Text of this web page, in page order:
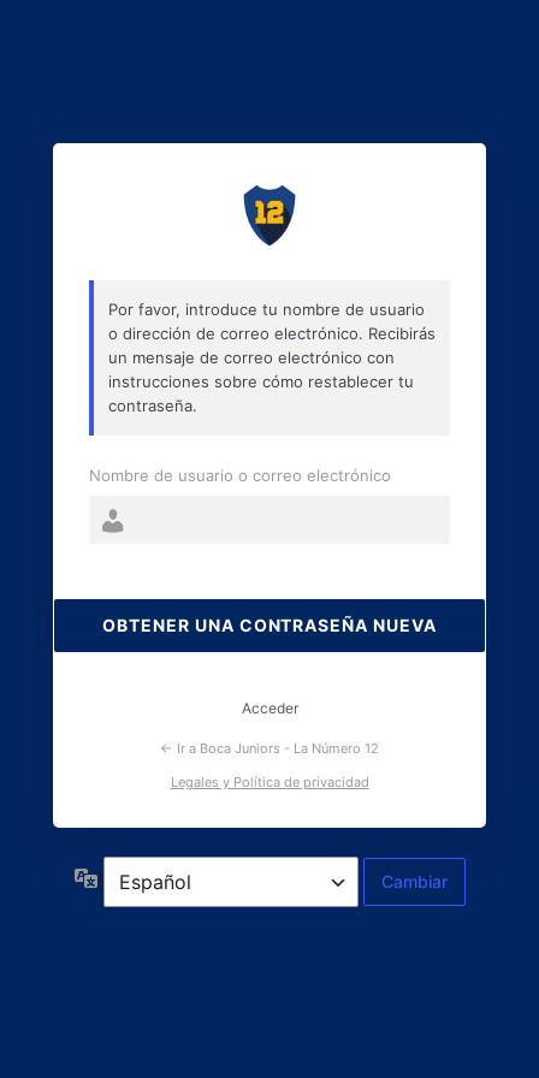
perdida
Por favor, introduce tu nombre de usuario
o dirección de correo electrónico. Recibirás
un mensaje de correo electrónico con
instrucciones sobre cómo restablecer tu
contraseña.
Nombre de usuario o correo electrónico
Acceder
← Ir a Boca Juniors - La Número 12
Legales y Política de privacidad
Idioma